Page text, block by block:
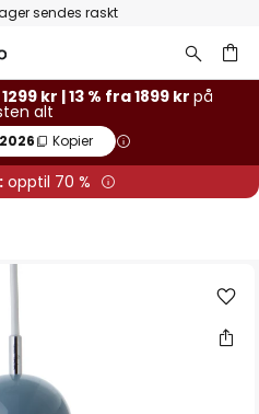
sendes raskt
kr | 13 % fra 1899 krpå
alt
Kopier
opptil 70 %